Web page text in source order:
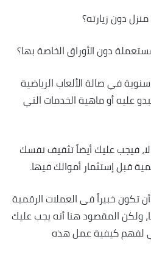
دون زيارته؟
دون الأوراق الخاصة بها؟
في صالة الألعاب الرياضية
عليه أو ماهية الخدمات التي
فيجب عليك أيضاً تثقيف نفسك
قبل إستثمار أموالك فيها.
تكون خبيراً فى العملات الرقمية
ولكن المقصود هنا أنه يجب عليك
لفهم كيفية عمل هذه